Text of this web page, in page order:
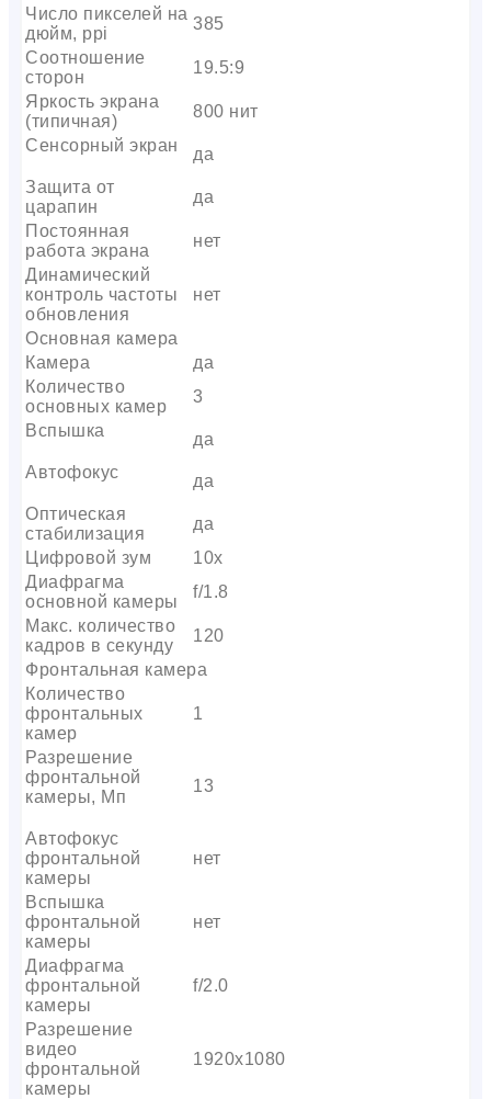
Число пикселей на
дюйм, ppi
385
Соотношение
сторон
19.5:9
Яркость экрана
(типичная)
800 нит
Сенсорный экран
да
Защита от
царапин
да
Постоянная
работа экрана
нет
Динамический
контроль частоты
обновления
нет
Основная камера
Камера
да
Количество
основных камер
3
Вспышка
да
Автофокус
да
Оптическая
стабилизация
да
Цифровой зум
10x
Диафрагма
основной камеры
f/1.8
Макс. количество
кадров в секунду
120
Фронтальная камера
Количество
фронтальных
камер
1
Разрешение
фронтальной
камеры, Мп
13
Автофокус
фронтальной
камеры
нет
Вспышка
фронтальной
камеры
нет
Диафрагма
фронтальной
камеры
f/2.0
Разрешение
видео
фронтальной
камеры
1920х1080